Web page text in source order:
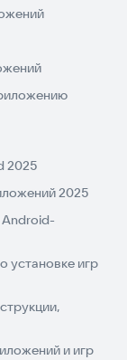
2025
2025
Android-
установке игр
и игр